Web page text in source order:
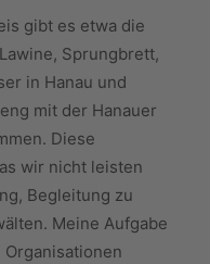
gibt es etwa die
Sprungbrett,
in Hanau und
mit der Hanauer
Diese
wir nicht leisten
Begleitung zu
Meine Aufgabe